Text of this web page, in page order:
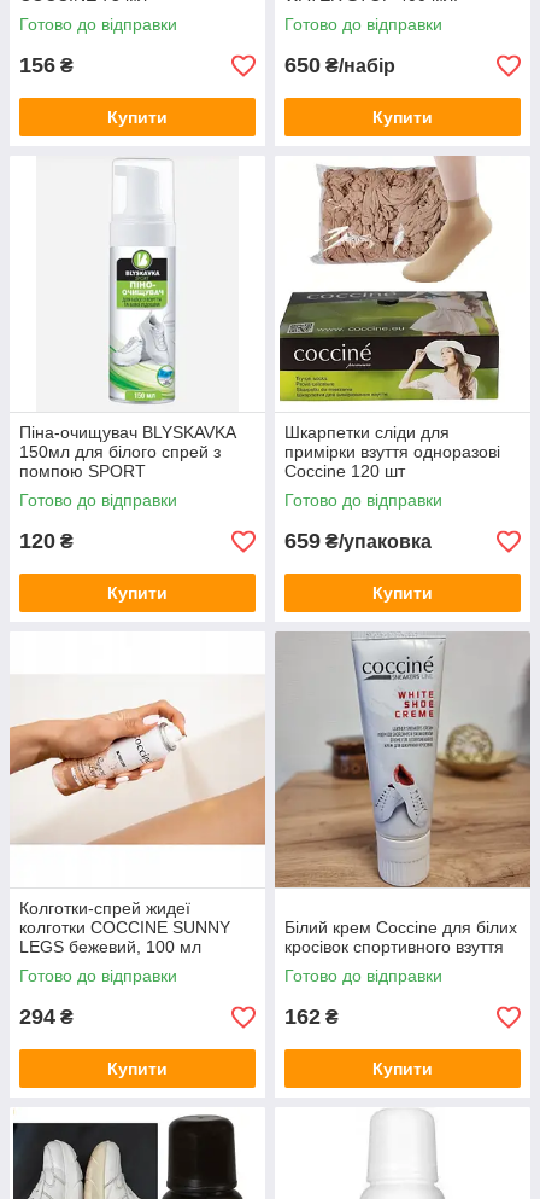
Готово до відправки
156 ₴
Купити
COCCINE Nano Strong 400ml
Готово до відправки
650 ₴/набір
Купити
Піна-очищувач BLYSKAVKA
150мл для білого спрей з
помпою SPORT
Готово до відправки
120 ₴
Купити
Шкарпетки сліди для
примірки взуття одноразові
Coccine 120 шт
Готово до відправки
659 ₴/упаковка
Купити
Колготки-спрей жидеї
колготки COCCINE SUNNY
LEGS бежевий, 100 мл
Готово до відправки
294 ₴
Купити
Білий крем Coccine для білих
кросівок спортивного взуття
Готово до відправки
162 ₴
Купити